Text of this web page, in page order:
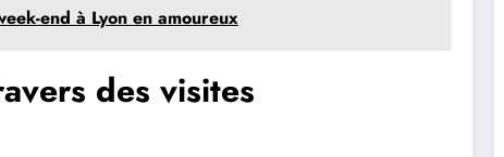
end à Lyon en amoureux
des visites